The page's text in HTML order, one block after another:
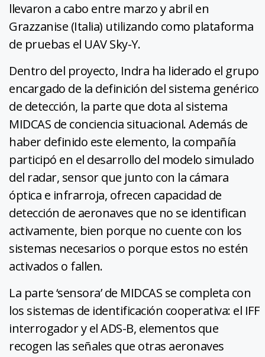
llevaron a cabo entre marzo y abril en
Grazzanise (Italia) utilizando como plataforma
de pruebas el UAV Sky-Y.
Dentro del proyecto, Indra ha liderado el grupo
encargado de la definición del sistema genérico
de detección, la parte que dota al sistema
MIDCAS de conciencia situacional. Además de
haber definido este elemento, la compañía
participó en el desarrollo del modelo simulado
del radar, sensor que junto con la cámara
óptica e infrarroja, ofrecen capacidad de
detección de aeronaves que no se identifican
activamente, bien porque no cuente con los
sistemas necesarios o porque estos no estén
activados o fallen.
La parte ‘sensora’ de MIDCAS se completa con
los sistemas de identificación cooperativa: el IFF
interrogador y el ADS-B, elementos que
recogen las señales que otras aeronaves